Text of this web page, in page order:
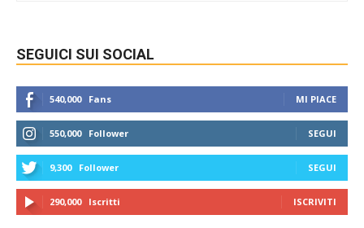
SEGUICI SUI SOCIAL
540,000 Fans MI PIACE
550,000 Follower SEGUI
9,300 Follower SEGUI
290,000 Iscritti ISCRIVITI